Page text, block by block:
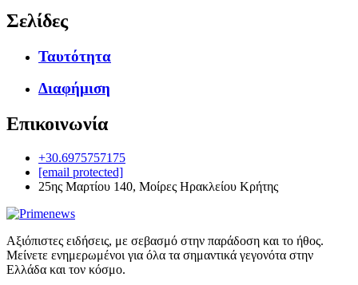
Σελίδες
Ταυτότητα
Διαφήμιση
Επικοινωνία
+30.6975757175
[email protected]
25ης Μαρτίου 140, Μοίρες Ηρακλείου Κρήτης
Αξιόπιστες ειδήσεις, με σεβασμό στην παράδοση και το ήθος.
Μείνετε ενημερωμένοι για όλα τα σημαντικά γεγονότα στην
Ελλάδα και τον κόσμο.